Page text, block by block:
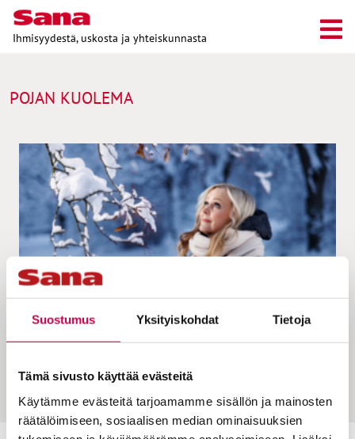
Suostumus Yksityiskohdat Tietoja
Tämä sivusto käyttää evästeitä
Käytämme evästeitä tarjoamamme sisällön ja mainosten
räätälöimiseen, sosiaalisen median ominaisuuksien
Ihmisyydestä, uskosta ja yhteiskunnasta
POJAN KUOLEMA
IHMISTEN TARINAT | 19.01.2023
Janna Paasonen: Musiikki lohdutti menetyksen
jälkeen